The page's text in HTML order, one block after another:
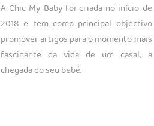
A Chic My Baby foi criada no início de
2018 e tem como principal objectivo
promover artigos para o momento mais
fascinante da vida de um casal, a
chegada do seu bebé.